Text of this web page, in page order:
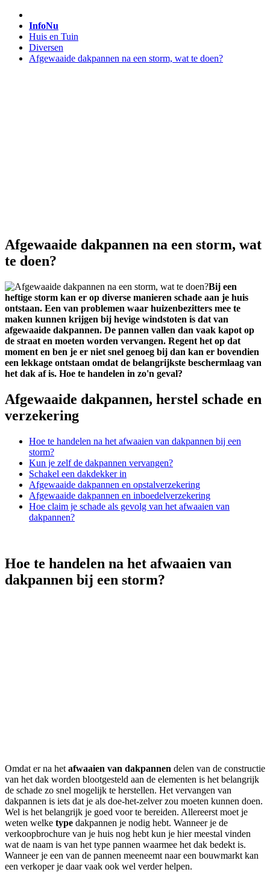
InfoNu
Huis en Tuin
Diversen
Afgewaaide dakpannen na een storm, wat te doen?
Afgewaaide dakpannen na een storm, wat
te doen?
Bij een
heftige storm kan er op diverse manieren schade aan je huis
ontstaan. Een van problemen waar huizenbezitters mee te
maken kunnen krijgen bij hevige windstoten is dat van
afgewaaide dakpannen. De pannen vallen dan vaak kapot op
de straat en moeten worden vervangen. Regent het op dat
moment en ben je er niet snel genoeg bij dan kan er bovendien
een lekkage ontstaan omdat de belangrijkste beschermlaag van
het dak af is. Hoe te handelen in zo'n geval?
Afgewaaide dakpannen, herstel schade en
verzekering
Hoe te handelen na het afwaaien van dakpannen bij een
storm?
Kun je zelf de dakpannen vervangen?
Schakel een dakdekker in
Afgewaaide dakpannen en opstalverzekering
Afgewaaide dakpannen en inboedelverzekering
Hoe claim je schade als gevolg van het afwaaien van
dakpannen?
Hoe te handelen na het afwaaien van
dakpannen bij een storm?
Omdat er na het afwaaien van dakpannen delen van de constructie
van het dak worden blootgesteld aan de elementen is het belangrijk
de schade zo snel mogelijk te herstellen. Het vervangen van
dakpannen is iets dat je als doe-het-zelver zou moeten kunnen doen.
Wel is het belangrijk je goed voor te bereiden. Allereerst moet je
weten welke type dakpannen je nodig hebt. Wanneer je de
verkoopbrochure van je huis nog hebt kun je hier meestal vinden
wat de naam is van het type pannen waarmee het dak bedekt is.
Wanneer je een van de pannen meeneemt naar een bouwmarkt kan
een verkoper je daar vaak ook wel verder helpen.